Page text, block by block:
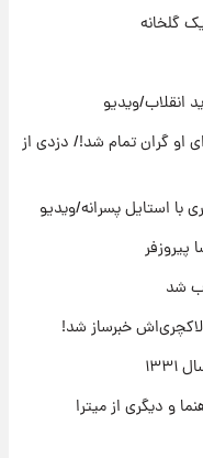
و سایپا امروز شنبه
قیمت دلار، طلا و سکه
گلخانه
انقلاب/ویدیو
او گران تمام شد!/ دزدی از
استایل پسرانه/ویدیو
پیروزفر
شد
خبرساز شد!
و دیگری از میترا